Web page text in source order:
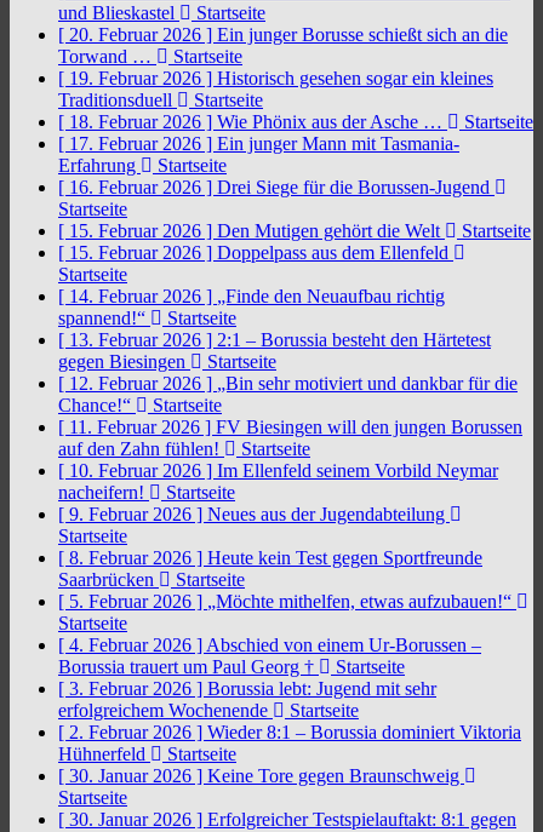
und Blieskastel
Startseite
[ 20. Februar 2026 ] Ein junger Borusse schießt sich an die
Torwand …
Startseite
[ 19. Februar 2026 ] Historisch gesehen sogar ein kleines
Traditionsduell
Startseite
[ 18. Februar 2026 ] Wie Phönix aus der Asche …
Startseite
[ 17. Februar 2026 ] Ein junger Mann mit Tasmania-
Erfahrung
Startseite
[ 16. Februar 2026 ] Drei Siege für die Borussen-Jugend
Startseite
[ 15. Februar 2026 ] Den Mutigen gehört die Welt
Startseite
[ 15. Februar 2026 ] Doppelpass aus dem Ellenfeld
Startseite
[ 14. Februar 2026 ] „Finde den Neuaufbau richtig
spannend!“
Startseite
[ 13. Februar 2026 ] 2:1 – Borussia besteht den Härtetest
gegen Biesingen
Startseite
[ 12. Februar 2026 ] „Bin sehr motiviert und dankbar für die
Chance!“
Startseite
[ 11. Februar 2026 ] FV Biesingen will den jungen Borussen
auf den Zahn fühlen!
Startseite
[ 10. Februar 2026 ] Im Ellenfeld seinem Vorbild Neymar
nacheifern!
Startseite
[ 9. Februar 2026 ] Neues aus der Jugendabteilung
Startseite
[ 8. Februar 2026 ] Heute kein Test gegen Sportfreunde
Saarbrücken
Startseite
[ 5. Februar 2026 ] „Möchte mithelfen, etwas aufzubauen!“
Startseite
[ 4. Februar 2026 ] Abschied von einem Ur-Borussen –
Borussia trauert um Paul Georg †
Startseite
[ 3. Februar 2026 ] Borussia lebt: Jugend mit sehr
erfolgreichem Wochenende
Startseite
[ 2. Februar 2026 ] Wieder 8:1 – Borussia dominiert Viktoria
Hühnerfeld
Startseite
[ 30. Januar 2026 ] Keine Tore gegen Braunschweig
Startseite
[ 30. Januar 2026 ] Erfolgreicher Testspielauftakt: 8:1 gegen